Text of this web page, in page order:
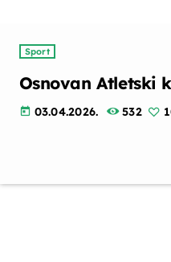
Sport
Osnovan Atletski
today 03.04.2026. 532